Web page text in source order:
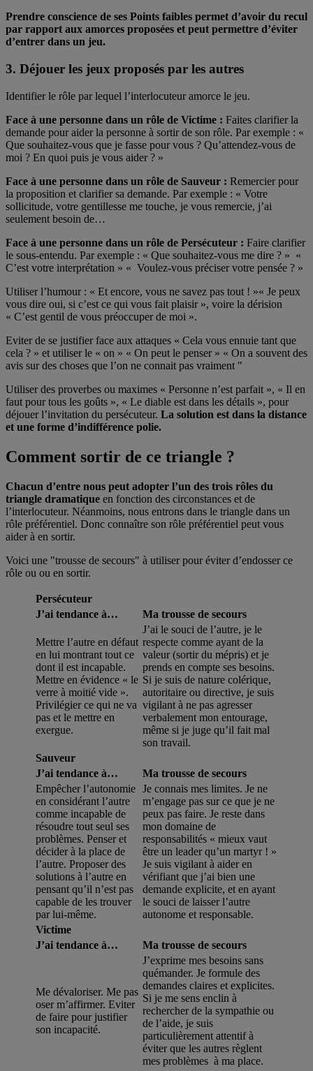
Prendre conscience de ses Points faibles permet d’avoir du recul
par rapport aux amorces proposées et peut permettre d’éviter
d’entrer dans un jeu.
3. Déjouer les jeux proposés par les autres
Identifier le rôle par lequel l’interlocuteur amorce le jeu.
Face à une personne dans un rôle de Victime : Faites clarifier la
demande pour aider la personne à sortir de son rôle. Par exemple : «
Que souhaitez-vous que je fasse pour vous ? Qu’attendez-vous de
moi ? En quoi puis je vous aider ? »
Face à une personne dans un rôle de Sauveur : Remercier pour
la proposition et clarifier sa demande. Par exemple : « Votre
sollicitude, votre gentillesse me touche, je vous remercie, j’ai
seulement besoin de…
Face à une personne dans un rôle de Persécuteur : Faire clarifier
le sous-entendu. Par exemple : « Que souhaitez-vous me dire ? » «
C’est votre interprétation » « Voulez-vous préciser votre pensée ? »
Utiliser l’humour : « Et encore, vous ne savez pas tout ! »« Je peux
vous dire oui, si c’est ce qui vous fait plaisir », voire la dérision
« C’est gentil de vous préoccuper de moi ».
Eviter de se justifier face aux attaques « Cela vous ennuie tant que
cela ? » et utiliser le « on » « On peut le penser » « On a souvent des
avis sur des choses que l’on ne connait pas vraiment "
Utiliser des proverbes ou maximes « Personne n’est parfait », « Il en
faut pour tous les goûts », « Le diable est dans les détails », pour
déjouer l’invitation du persécuteur. La solution est dans la distance
et une forme d’indifférence polie.
Comment sortir de ce triangle ?
Chacun d’entre nous peut adopter l’un des trois rôles du
triangle dramatique en fonction des circonstances et de
l’interlocuteur. Néanmoins, nous entrons dans le triangle dans un
rôle préférentiel. Donc connaître son rôle préférentiel peut vous
aider à en sortir.
Voici une "trousse de secours" à utiliser pour éviter d’endosser ce
rôle ou ou en sortir.
Persécuteur
J’ai tendance à…
Ma trousse de secours
Mettre l’autre en défaut
en lui montrant tout ce
dont il est incapable.
Mettre en évidence « le
verre à moitié vide ».
Privilégier ce qui ne va
pas et le mettre en
exergue.
J’ai le souci de l’autre, je le
respecte comme ayant de la
valeur (sortir du mépris) et je
prends en compte ses besoins.
Si je suis de nature colérique,
autoritaire ou directive, je suis
vigilant à ne pas agresser
verbalement mon entourage,
même si je juge qu’il fait mal
son travail.
Sauveur
J’ai tendance à…
Ma trousse de secours
Empêcher l’autonomie
en considérant l’autre
comme incapable de
résoudre tout seul ses
problèmes. Penser et
décider à la place de
l’autre. Proposer des
solutions à l’autre en
pensant qu’il n’est pas
capable de les trouver
par lui-même.
Je connais mes limites. Je ne
m’engage pas sur ce que je ne
peux pas faire. Je reste dans
mon domaine de
responsabilités « mieux vaut
être un leader qu’un martyr ! »
Je suis vigilant à aider en
vérifiant que j’ai bien une
demande explicite, et en ayant
le souci de laisser l’autre
autonome et responsable.
Victime
J’ai tendance à…
Ma trousse de secours
Me dévaloriser. Me pas
oser m’affirmer. Eviter
de faire pour justifier
son incapacité.
J’exprime mes besoins sans
quémander. Je formule des
demandes claires et explicites.
Si je me sens enclin à
rechercher de la sympathie ou
de l’aide, je suis
particulièrement attentif à
éviter que les autres règlent
mes problèmes à ma place.